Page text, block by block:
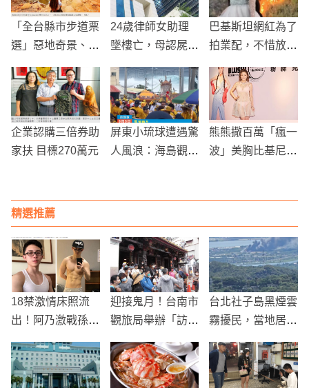
「全台縣市步道票
選」惡地奇景、台
灣富士山奪高票！
24歲律師女助理
墜樓亡，母認屍崩
潰！
巴基斯坦網紅為了
拍業配，不惜放火
焚燒國家公園林
地！
企業認購三倍券助
家扶 目標270萬元
屏東小琉球遭遇驚
人風浪：海島觀光
熊熊撒百萬「瘋一
波」美胸比基尼
精選推薦
18禁激情床照流
出！阿乃激戰孫安
迎接鬼月！台南市
觀旅局舉辦「訪鬼
灣最強女鬼
台北社子島黑煙雲
霧擾民，當地居民
防健康風險